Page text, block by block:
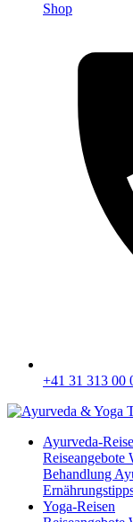
Shop
+41 31 313 00
Ayurveda-
Reiseangebote
Behandlung
Yoga-Reisen